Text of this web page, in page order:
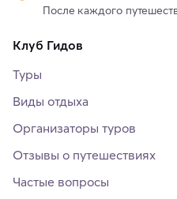
После каждого
Клуб Гидов
Туры
Виды отдыха
Организаторы туров
Отзывы о путешествиях
Частые вопросы